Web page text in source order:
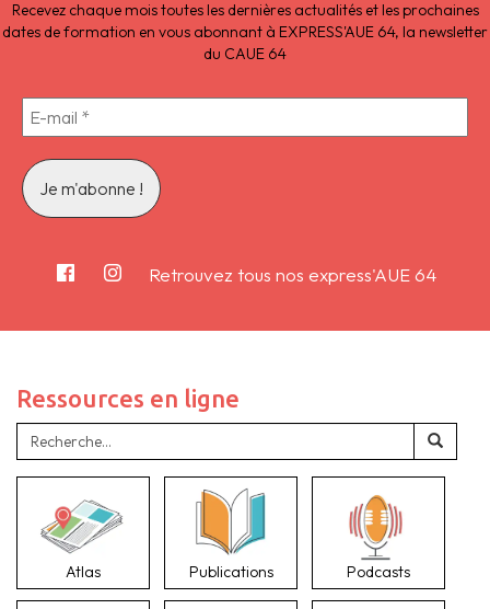
Recevez chaque mois toutes les dernières actualités et les prochaines
dates de formation en vous abonnant à EXPRESS'AUE 64, la newsletter
du CAUE 64
Retrouvez tous nos express'AUE 64
Ressources en ligne
Atlas Publications Podcasts